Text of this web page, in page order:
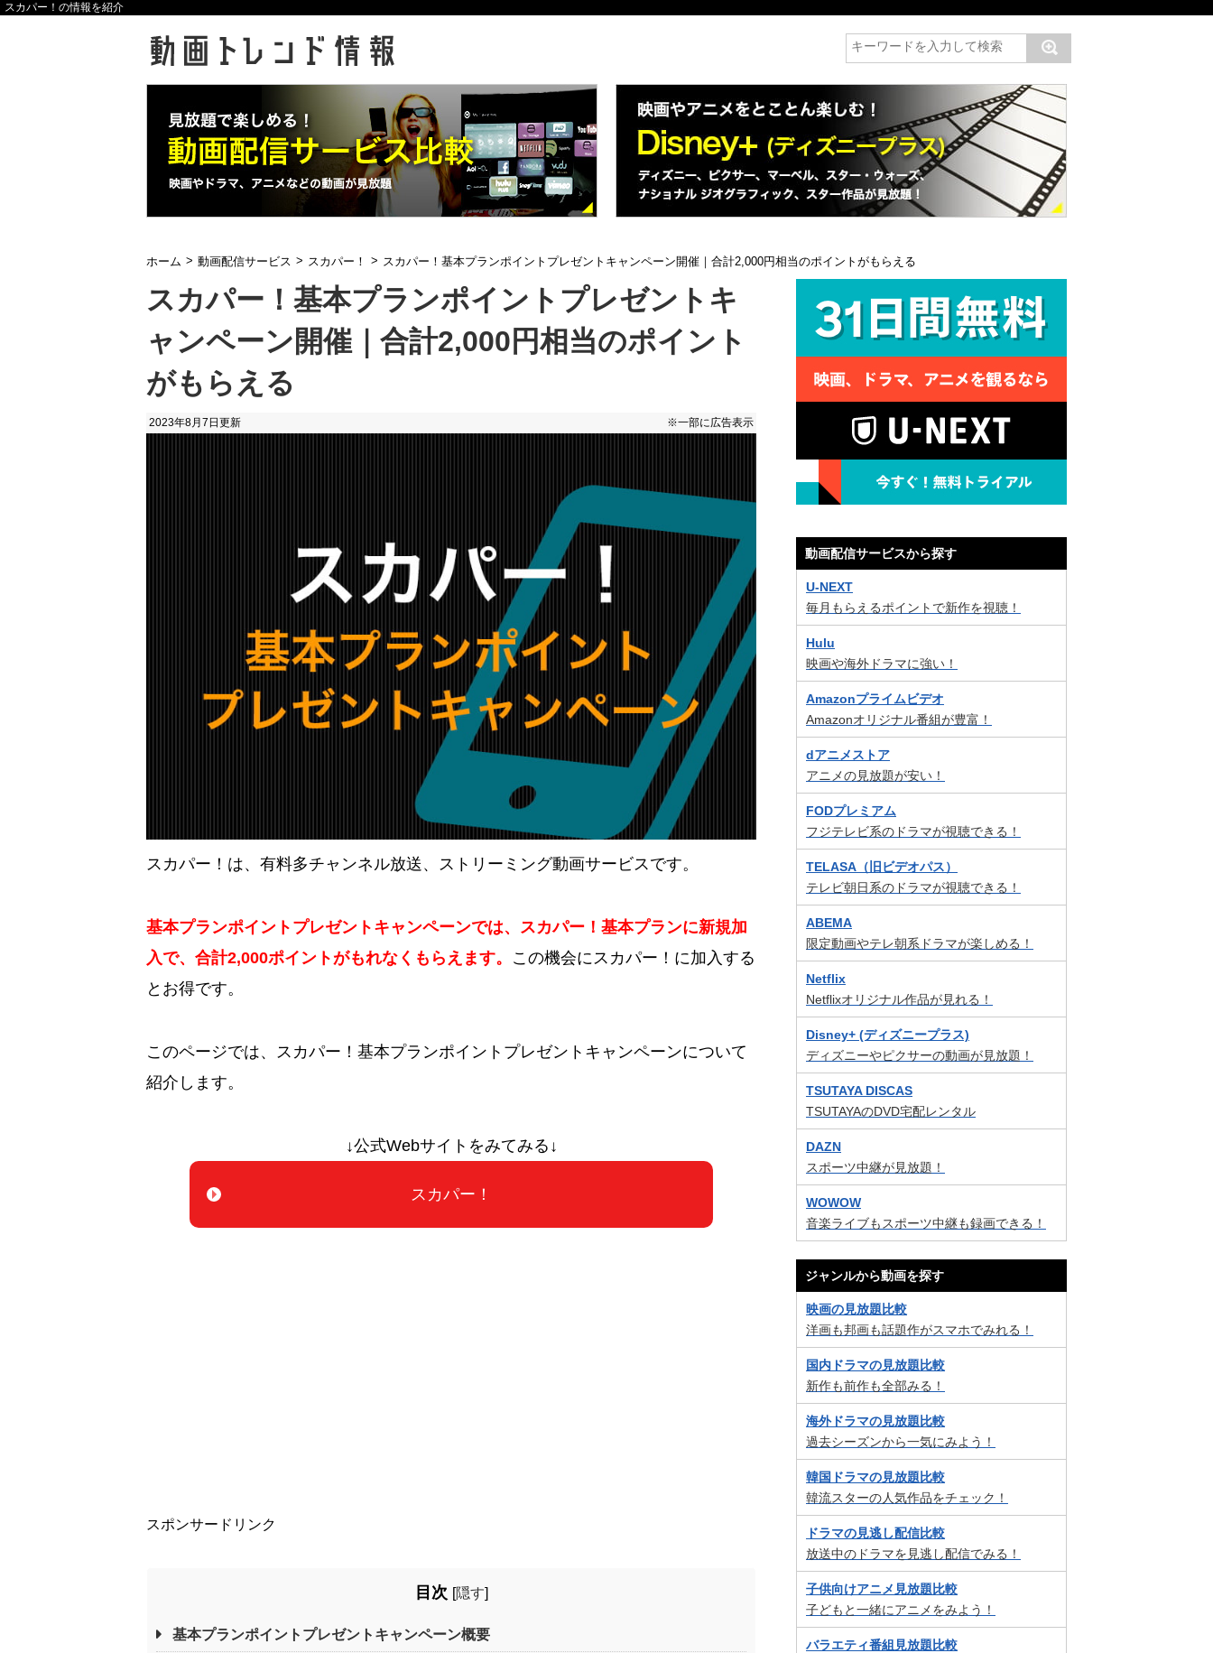
スカパー！の情報を紹介
ホーム > 動画配信サービス > スカパー！ > スカパー！基本プランポイントプレゼントキャンペーン開催｜合計2,000円相当のポイントがもらえる
スカパー！基本プランポイントプレゼントキ
ャンペーン開催｜合計2,000円相当のポイント
がもらえる
2023年8月7日 更新 ※一部に広告表示
スカパー！は、有料多チャンネル放送、ストリーミング動画サービスです。
基本プランポイントプレゼントキャンペーンでは、スカパー！基本プランに新規加
入で、合計2,000ポイントがもれなくもらえます。 この機会にスカパー！に加入する
とお得です。
このページでは、スカパー！基本プランポイントプレゼントキャンペーンについて
紹介します。
↓公式Webサイトをみてみる↓
スカパー！
スポンサードリンク
目次 [隠す]
基本プランポイントプレゼントキャンペーン概要
動画配信サービスから探す
U-NEXT
毎月もらえるポイントで新作を視聴！
Hulu
映画や海外ドラマに強い！
Amazonプライムビデオ
Amazonオリジナル番組が豊富！
dアニメストア
アニメの見放題が安い！
FODプレミアム
フジテレビ系のドラマが視聴できる！
TELASA（旧ビデオパス）
テレビ朝日系のドラマが視聴できる！
ABEMA
限定動画やテレ朝系ドラマが楽しめる！
Netflix
Netflixオリジナル作品が見れる！
Disney+ (ディズニープラス)
ディズニーやピクサーの動画が見放題！
TSUTAYA DISCAS
TSUTAYAのDVD宅配レンタル
DAZN
スポーツ中継が見放題！
WOWOW
音楽ライブもスポーツ中継も録画できる！
ジャンルから動画を探す
映画の見放題比較
洋画も邦画も話題作がスマホでみれる！
国内ドラマの見放題比較
新作も前作も全部みる！
海外ドラマの見放題比較
過去シーズンから一気にみよう！
韓国ドラマの見放題比較
韓流スターの人気作品をチェック！
ドラマの見逃し配信比較
放送中のドラマを見逃し配信でみる！
子供向けアニメ見放題比較
子どもと一緒にアニメをみよう！
バラエティ番組見放題比較